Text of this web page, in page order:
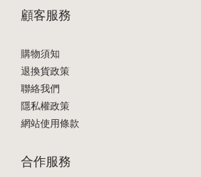
顧客服務
購物須知
退換貨政策
聯絡我們
隱私權政策
網站使用條款
合作服務